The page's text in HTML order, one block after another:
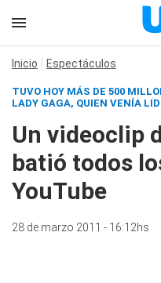
Inicio Espectáculos
TUVO HOY MÁS DE 500
LADY GAGA, QUIEN VENÍA
Un videoclip
batió todos
YouTube
28 de marzo 2011 - 16:12hs